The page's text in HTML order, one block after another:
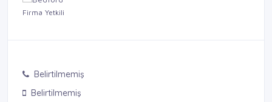
Firma Yetkili
Belirtilmemiş
Belirtilmemiş